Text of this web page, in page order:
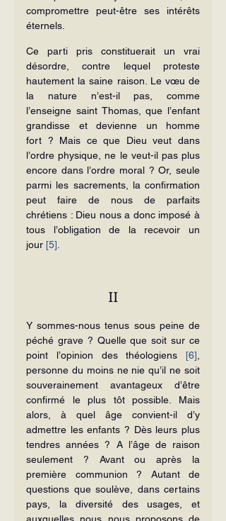
compromettre peut-être ses intérêts
éternels.
Ce parti pris constituerait un vrai
désordre, contre lequel proteste
hautement la saine raison. Le vœu de
la nature n’est-il pas, comme
l’enseigne saint Thomas, que l’enfant
grandisse et devienne un homme
fort ? Mais ce que Dieu veut dans
l’ordre physique, ne le veut-il pas plus
encore dans l’ordre moral ? Or, seule
parmi les sacrements, la confirmation
peut faire de nous de parfaits
chrétiens : Dieu nous a donc imposé à
tous l’obligation de la recevoir un
jour [5]
II
Y sommes-nous tenus sous peine de
péché grave ? Quelle que soit sur ce
point l’opinion des théologiens [6]
personne du moins ne nie qu’il ne soit
souverainement avantageux d’être
confirmé le plus tôt possible. Mais
alors, à quel âge convient-il d’y
admettre les enfants ? Dès leurs plus
tendres années ? A l’âge de raison
seulement ? Avant ou après la
première communion ? Autant de
questions que soulève, dans certains
pays, la diversité des usages, et
auxquelles nous nous proposons de